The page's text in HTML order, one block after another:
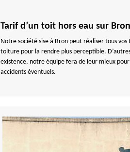
Tarif d’un toit hors eau sur Bron
Notre société sise à Bron peut réaliser tous
toiture pour la rendre plus perceptible.
existence, notre équipe fera de leur mieux
accidents éventuels.